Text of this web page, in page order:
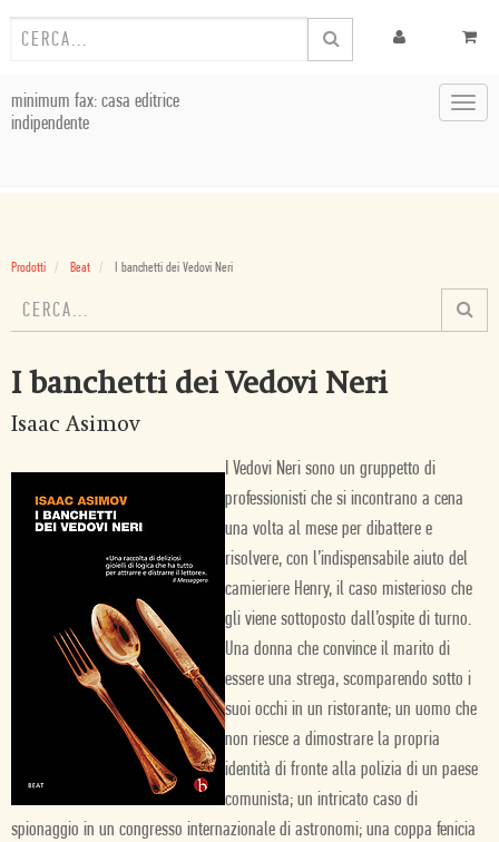
minimum fax: casa editrice
indipendente
Prodotti Beat I banchetti dei Vedovi Neri
I banchetti dei Vedovi Neri
Isaac Asimov
I Vedovi Neri sono un gruppetto di
professionisti che si incontrano a cena
una volta al mese per dibattere e
risolvere, con l’indispensabile aiuto del
camieriere Henry, il caso misterioso che
gli viene sottoposto dall’ospite di turno.
Una donna che convince il marito di
essere una strega, scomparendo sotto i
suoi occhi in un ristorante; un uomo che
non riesce a dimostrare la propria
identità di fronte alla polizia di un paese
comunista; un intricato caso di
spionaggio in un congresso internazionale di astronomi; una coppa fenicia